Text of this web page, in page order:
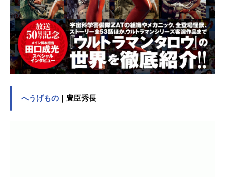
ー：矢尾一樹→木村昴ブルック：チ
ョージンベエ：宝亀克寿シャンク
ス：池田秀一バギー：千葉繁マーシ
ャル・D・ティーチ：大塚明夫クザン
〈青キジ〉...
へうげもの ｜豊臣秀長